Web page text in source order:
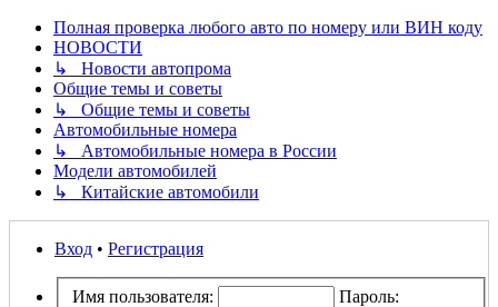
Полная проверка любого авто по номеру или ВИН коду
НОВОСТИ
↳ Новости автопрома
Общие темы и советы
↳ Общие темы и советы
Автомобильные номера
↳ Автомобильные номера в России
Модели автомобилей
↳ Китайские автомобили
Вход • Регистрация
Имя пользователя:
Пароль: